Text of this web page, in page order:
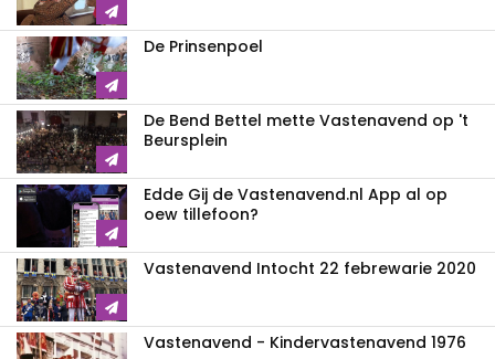
De Prinsenpoel
De Bend Bettel mette Vastenavend op 't
Beursplein
Edde Gij de Vastenavend.nl App al op
oew tillefoon?
Vastenavend Intocht 22 febrewarie 2020
Vastenavend - Kindervastenavend 1976